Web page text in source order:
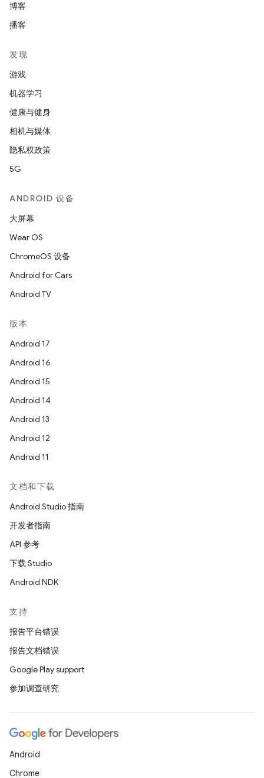
博客
播客
发现
游戏
机器学习
健康与健身
相机与媒体
隐私权政策
5G
ANDROID 设备
大屏幕
Wear OS
ChromeOS 设备
Android for Cars
Android TV
版本
Android 17
Android 16
Android 15
Android 14
Android 13
Android 12
Android 11
文档和下载
Android Studio 指南
开发者指南
API 参考
下载 Studio
Android NDK
支持
报告平台错误
报告文档错误
Google Play support
参加调查研究
Android
Chrome